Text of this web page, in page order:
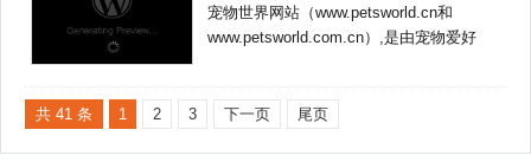
宠物世界网站（www.petsworld.cn和
www.petsworld.com.cn）,是由宠物爱好
意。
共 41 条 1 2 3 下一页 尾页